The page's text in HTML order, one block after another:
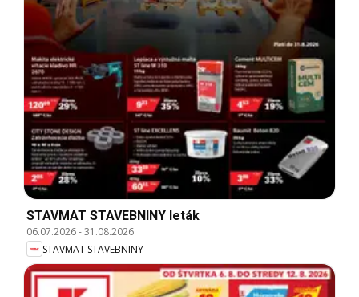
STAVMAT STAVEBNINY leták
06.07.2026-31.08.2026
STAVMAT STAVEBNINY